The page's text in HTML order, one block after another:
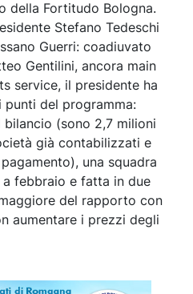
della Fortitudo Bologna.
Stefano Tedeschi
Guerri: coadiuvato
Gentilini, ancora main
service, il presidente ha
punti del programma:
(sono 2,7 milioni
già contabilizzati e
una squadra
febbraio e fatta in due
del rapporto con
aumentare i prezzi degli